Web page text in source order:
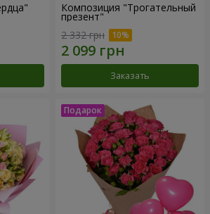
Композиция "Трогательный
презент"
2 332 грн
Заказать